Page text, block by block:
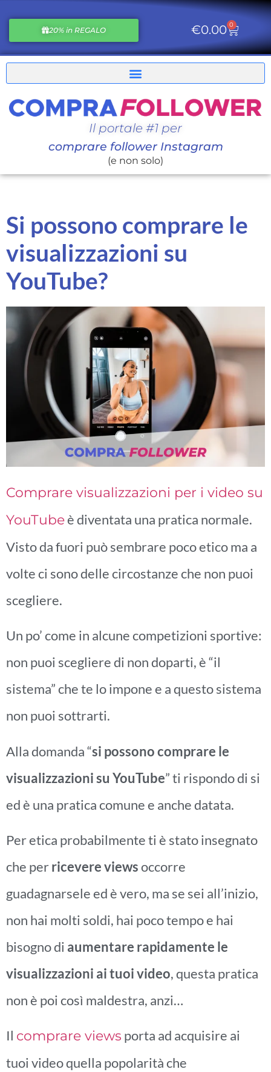
20% in REGALO €0.00 0
Il portale #1 per
comprare follower Instagram
(e non solo)
Si possono comprare le
visualizzazioni su
YouTube?
Comprare visualizzazioni per i video su
YouTubeè diventata una pratica normale.
Visto da fuori può sembrare poco etico ma a
volte ci sono delle circostanze che non puoi
scegliere.
Un po’ come in alcune competizioni sportive:
non puoi scegliere di non doparti, è “il
sistema” che te lo impone e a questo sistema
non puoi sottrarti.
Alla domanda “si possono comprare le
visualizzazioni su YouTube” ti rispondo di si
ed è una pratica comune e anche datata.
Per etica probabilmente ti è stato insegnato
che perricevere viewsoccorre
guadagnarsele ed è vero, ma se sei all’inizio,
non hai molti soldi, hai poco tempo e hai
bisogno di aumentare rapidamente le
visualizzazioni ai tuoi video, questa pratica
non è poi così maldestra, anzi…
Il comprare views porta ad acquisire ai
tuoi video quella popolarità che